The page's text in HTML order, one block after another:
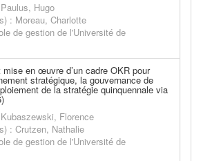
Hugo
: Moreau, Charlotte
de gestion de l'Université de
mise en œuvre d’un cadre OKR pour
stratégique, la gouvernance de
de la stratégie quinquennale via
Florence
: Crutzen, Nathalie
de gestion de l'Université de